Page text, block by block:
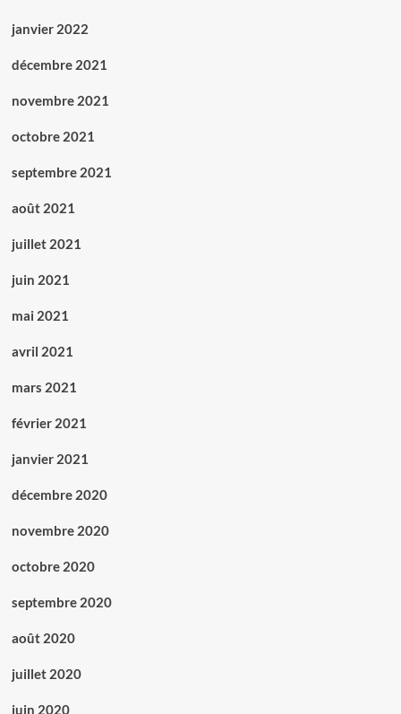
janvier 2022
décembre 2021
novembre 2021
octobre 2021
septembre 2021
août 2021
juillet 2021
juin 2021
mai 2021
avril 2021
mars 2021
février 2021
janvier 2021
décembre 2020
novembre 2020
octobre 2020
septembre 2020
août 2020
juillet 2020
juin 2020